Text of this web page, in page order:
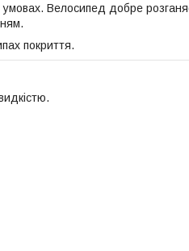
Велосипед добре
покриття.